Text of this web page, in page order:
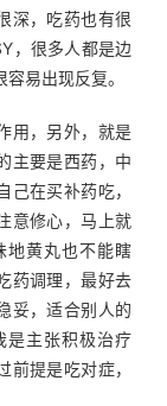
深，吃药也有很
，很多人都是边
易出现反复。
用，另外，就是
主要是西药，中
在买补药吃，
意修心，马上就
地黄丸也不能瞎
药调理，最好去
妥，适合别人的
是主张积极治疗
提是吃对症，